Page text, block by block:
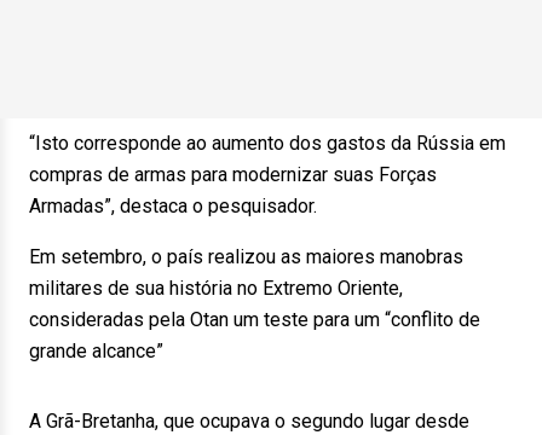
“Isto corresponde ao aumento dos gastos da Rússia em
compras de armas para modernizar suas Forças
Armadas”, destaca o pesquisador.
Em setembro, o país realizou as maiores manobras
militares de sua história no Extremo Oriente,
consideradas pela Otan um teste para um “conflito de
grande alcance”
A Grã-Bretanha, que ocupava o segundo lugar desde